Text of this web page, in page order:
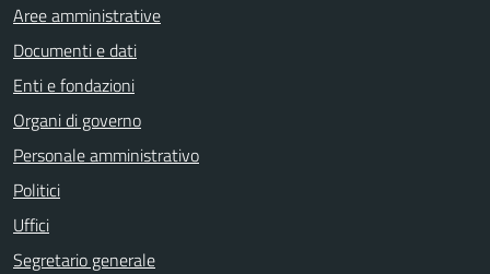
Aree amministrative
Documenti e dati
Enti e fondazioni
Organi di governo
Personale amministrativo
Politici
Uffici
Segretario generale